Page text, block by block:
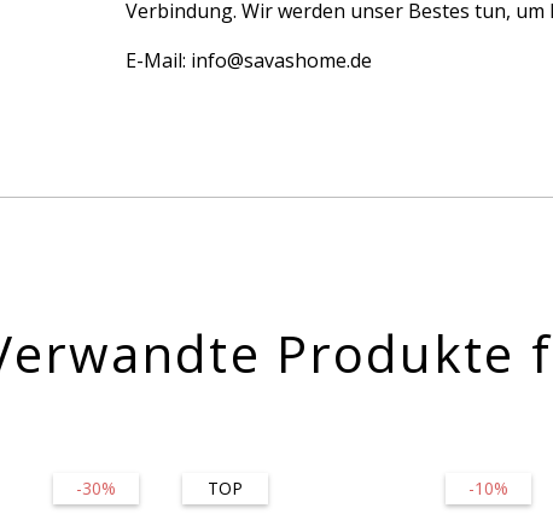
Verbindung. Wir werden unser Bestes tun,
E-Mail: info@savashome.de
Produkte
-30% -10%
TOP